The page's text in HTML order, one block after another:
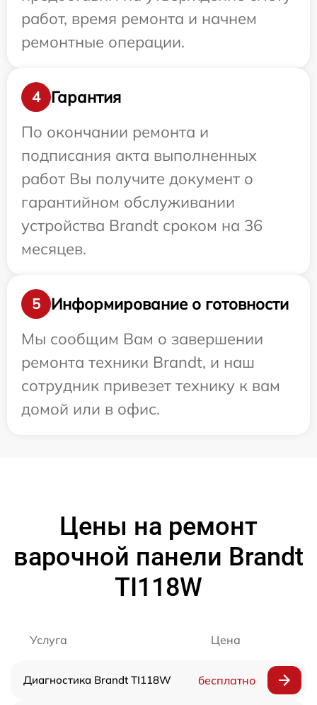
работ, время ремонта и начнем
ремонтные операции.
4
Гарантия
По окончании ремонта и
подписания акта выполненных
работ Вы получите документ о
гарантийном обслуживании
устройства Brandt сроком на 36
месяцев.
5
Информирование о готовности
Мы сообщим Вам о завершении
ремонта техники Brandt, и наш
сотрудник привезет технику к вам
домой или в офис.
Цены на ремонт
варочной панели Brandt
TI118W
Услуга Цена
Диагностика Brandt TI118W бесплатно